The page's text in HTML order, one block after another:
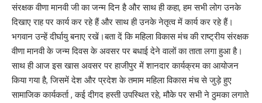
संरक्षक वीणा मानवी जी का जन्म दिन है और साथ ही कहा, हम सभी लोग उनके
दिखाए राह पर कार्य कर रहे हैं और साथ ही उनके नेतृत्व में कार्य कर रहे हैं।
भगवान उन्हें दीर्घायु बनाए रखें।बता दें कि महिला विकास मंच की राष्ट्रीय संरक्षक
वीणा मानवी के जन्म दिवस के अवसर पर बधाई देने वालों का ताता लगा हुआ है।
साथ ही आज इस खास अवसर पर हाजीपुर में शानदार कार्यक्रम का आयोजन
किया गया है, जिसमें देश और प्रदेश के तमाम महिला विकास मंच से जुड़े हुए
सामाजिक कार्यकर्ता , कई दीगद हस्ती उपस्थित रहे, मौके पर सभी ने ठुमका लगाते